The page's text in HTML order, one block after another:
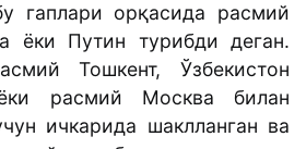
гаплари орқасида расмий
ёки Путин турибди деган.
Тошкент, Ўзбекистон
расмий Москва билан
ичкарида шаклланган ва